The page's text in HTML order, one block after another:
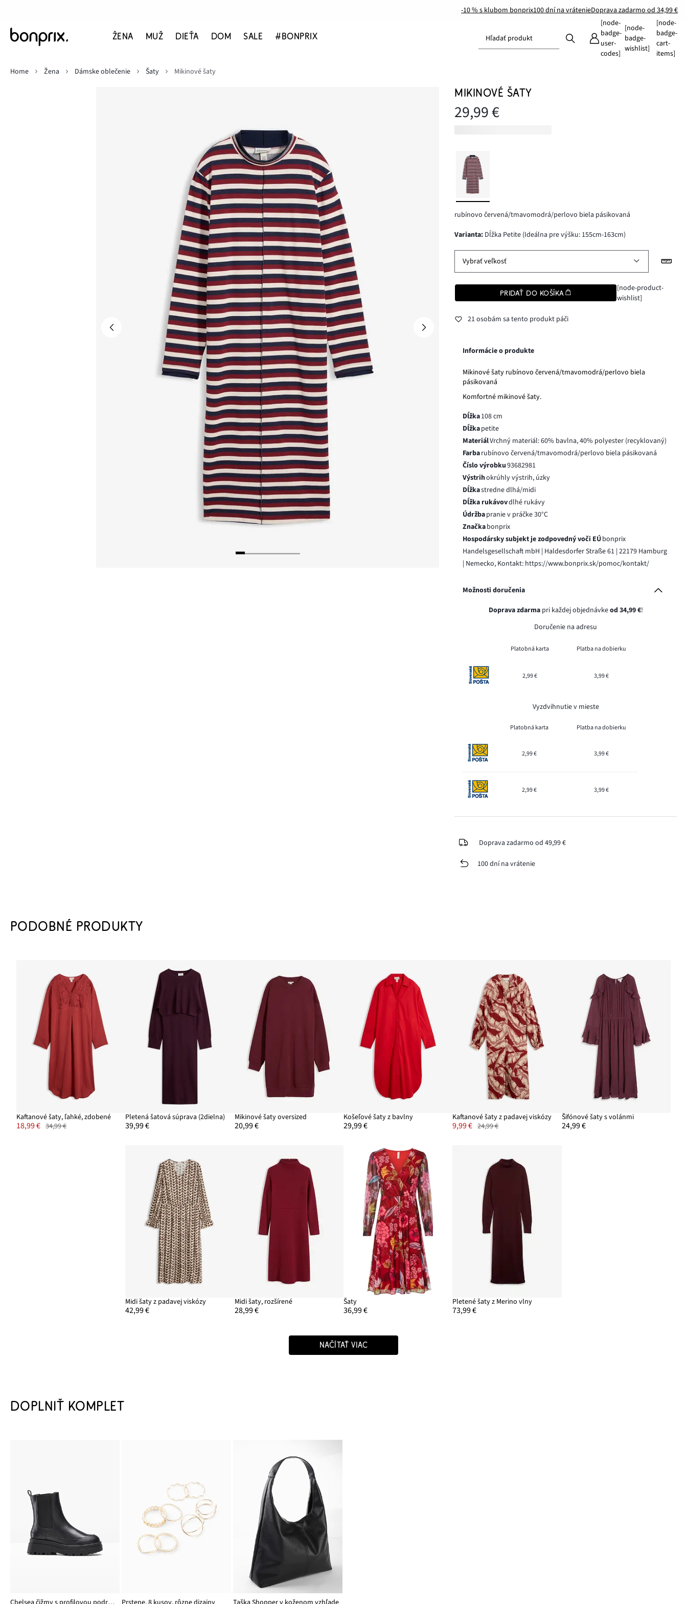
-10 % s klubom bonprix100 dní na vrátenieDoprava zadarmo od 34,99 €
ŽENA MUŽ DIEŤA DOM SALE #BONPRIX Hľadať produkt
[node-
badge-
user-
codes]
[node-
badge-
wishlist]
[node-
badge-
cart-
items]
Home
Žena Dámske oblečenie Šaty Mikinové šaty
MIKINOVÉ ŠATY
29,99 €
rubínovo červená/tmavomodrá/perlovo biela pásikovaná
varianta: Dĺžka Petite (Ideálna pre výšku: 155cm-163cm)
Vybrať veľkosť
PRIDAŤ DO KOŠÍKA
[node-product-
wishlist]
21 osobám sa tento produkt páči
Informácie o produkte
Mikinové šaty rubínovo červená/tmavomodrá/perlovo biela
pásikovaná
Komfortné mikinové šaty.
Dĺžka108 cm
Dĺžkapetite
MateriálVrchný materiál: 60% bavlna, 40% polyester (recyklovaný)
Farbarubínovo červená/tmavomodrá/perlovo biela pásikovaná
Číslo výrobku93682981
Výstrihokrúhly výstrih, úzky
Dĺžkastredne dlhá/midi
Dĺžka rukávovdlhé rukávy
Údržbapranie v práčke 30°C
Značkabonprix
Hospodársky subjekt je zodpovedný voči EÚbonprix
Handelsgesellschaft mbH | Haldesdorfer Straße 61 | 22179 Hamburg
| Nemecko, Kontakt: https://www.bonprix.sk/pomoc/kontakt/
Možnosti doručenia
Doprava zdarmapri každej objednávkeod 34,99 €!
Doručenie na adresu
Platobná karta Platba na dobierku
2,99 € 3,99 €
Vyzdvihnutie v mieste
Platobná karta Platba na dobierku
2,99 € 3,99 €
2,99 € 3,99 €
Doprava zadarmo od 49,99 €
100 dní na vrátenie
PODOBNÉ PRODUKTY
Kaftanové šaty, ľahké, zdobené
18,99 € 34,99 €
Pletená šatová súprava (2dielna)
39,99 €
Mikinové šaty oversized
20,99 €
Košeľové šaty z bavlny
29,99 €
Kaftanové šaty z padavej viskózy
9,99 € 24,99 €
Šifónové šaty s volánmi
24,99 €
Midi šaty z padavej viskózy
42,99 €
Midi šaty, rozšírené
28,99 €
Šaty
36,99 €
Pletené šaty z Merino vlny
73,99 €
NAČÍTAŤ VIAC
DOPLNIŤ KOMPLET